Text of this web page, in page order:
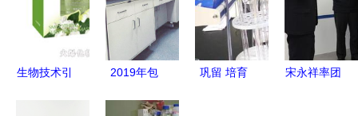
生物技术引
2019年包
巩留 培育
宋永祥率团